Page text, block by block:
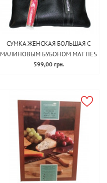
СУМКА ЖЕНСКАЯ БОЛЬШАЯ С
МАЛИНОВЫМ БУБОНОМ MATTIES
599,00 грн.